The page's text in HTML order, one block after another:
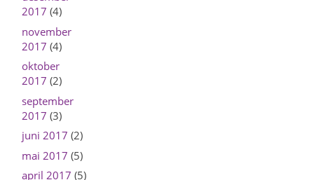
2017 (4)
november
2017 (4)
oktober
2017 (2)
september
2017 (3)
juni 2017 (2)
mai 2017 (5)
april 2017 (5)